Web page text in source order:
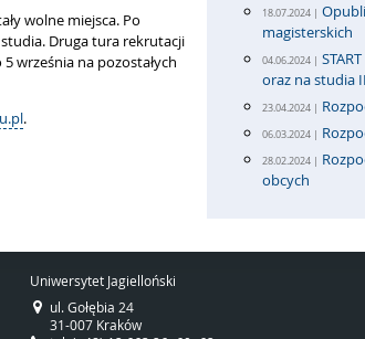
18.07.2024 |
magisterskich
04.06.2024 |
oraz na studia
23.04.2024 |
06.03.2024 |
28.02.2024 |
obcych
wolne miejsca. Po
Druga tura rekrutacji
września na pozostałych
.
Uniwersytet Jagielloński
ul. Gołębia 24
31-007 Kraków